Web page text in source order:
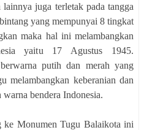
juga terletak pada tangga
yang mempunyai 8 tingkat
maka hal ini melambangkan
yaitu 17 Agustus 1945.
putih dan merah yang
melambangkan keberanian dan
bendera Indonesia.
ke Monumen Tugu Balaikota ini